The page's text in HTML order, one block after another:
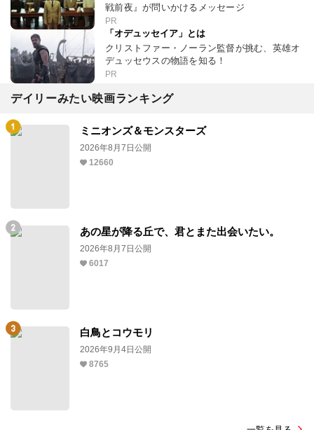
戦前夜』が問いかけるメッセージ
PR
「オデュッセイア」とは
クリストファー・ノーラン監督が挑む、英雄オ
デュッセウスの物語を知る！
PR
デイリーみたい映画ランキング
ミニオンズ＆モンスターズ
2026年8月7日公開
12660
あの星が降る丘で、君とまた出会いたい。
2026年8月7日公開
6017
白鳥とコウモリ
2026年9月4日公開
8765